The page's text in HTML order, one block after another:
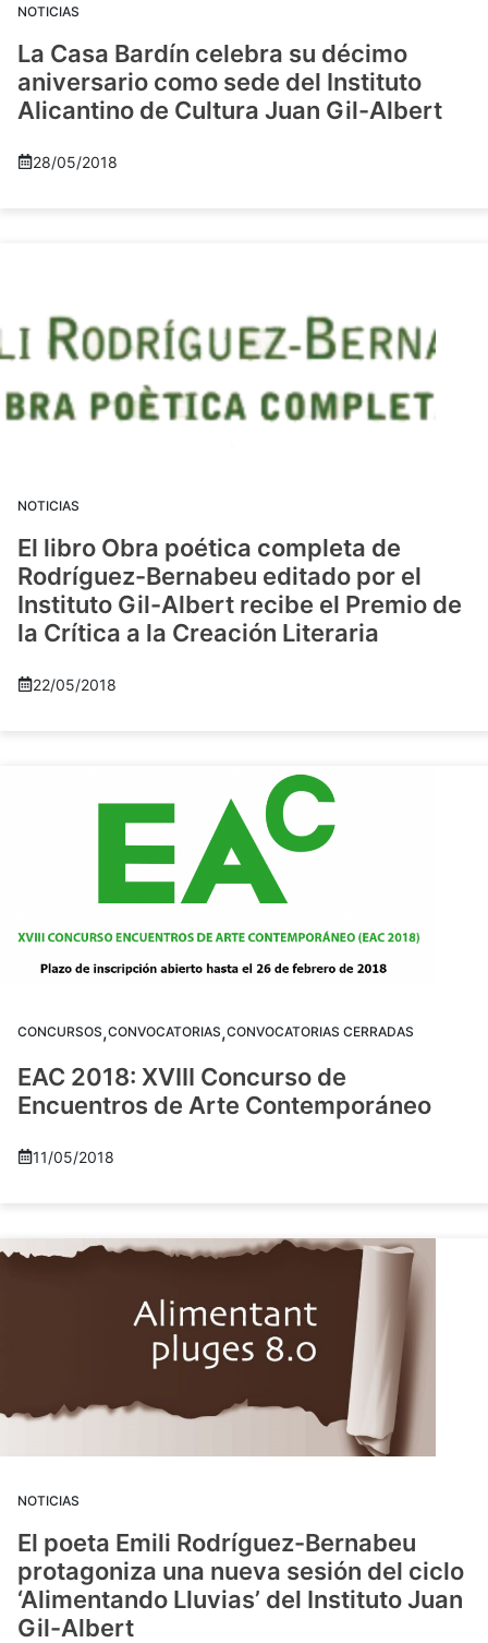
NOTICIAS
La Casa Bardín celebra su décimo
aniversario como sede del Instituto
Alicantino de Cultura Juan Gil-Albert
28/05/2018
NOTICIAS
El libro Obra poética completa de
Rodríguez-Bernabeu editado por el
Instituto Gil-Albert recibe el Premio de
la Crítica a la Creación Literaria
22/05/2018
CONCURSOS,CONVOCATORIAS,CONVOCATORIAS CERRADAS
EAC 2018: XVIII Concurso de
Encuentros de Arte Contemporáneo
11/05/2018
NOTICIAS
El poeta Emili Rodríguez-Bernabeu
protagoniza una nueva sesión del ciclo
‘Alimentando Lluvias’ del Instituto Juan
Gil-Albert